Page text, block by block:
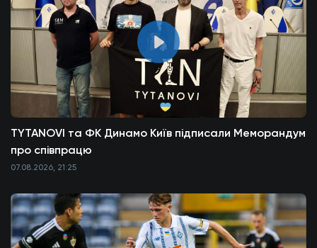
TYTANOVI та ФК Динамо Київ підписали Меморандум
про співпрацю
07.08.2026, 21:25